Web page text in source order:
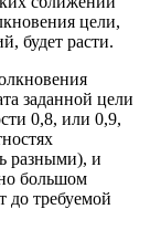
цели,
будет расти.
заданной цели
0,8, или 0,9,
разными), и
большом
до требуемой